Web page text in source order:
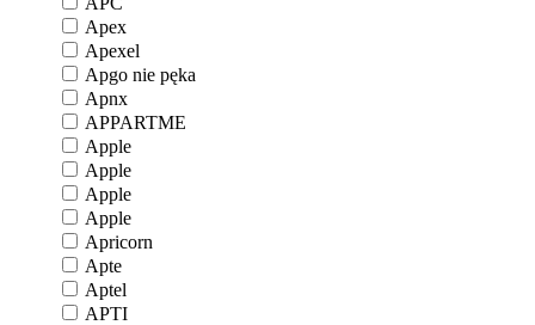
Apex
Apexel
Apgo nie pęka
Apnx
APPARTME
Apple
Apple
Apple
Apple
Apricorn
Apte
Aptel
APTI